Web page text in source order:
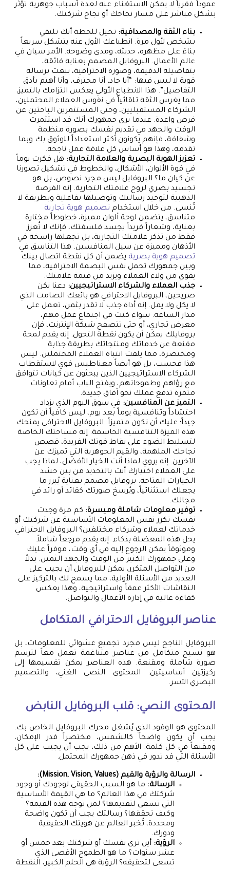
عموداً فقرياً لا يمكن الاستغناء عنه لعدة أسباب جوهرية تؤثر
بشكل مباشر على مسار نجاحك أو نجاح شركتك.
بناء الثقة والمصداقية: تخيل للحظة أنك تلتقي
بشخص لأول مرة. انطباعك الأول عنه يتشكل سريعاً
بناءً على مظهره، حديثه، ومدى وضوحه. الأمر سيان في
عالم الأعمال. البروفايل المصمم بعناية فائقة،
بتفاصيله الدقيقة، وصوره الاحترافية، يبعث برسالة
قوية لا لبس فيها: “أنا جاد، أنا محترف، وأنا أهتم بأدق
التفاصيل”. هذا الانطباع الأولي يعكس التزامك بالتميز،
مما يغرس الثقة تلقائياً في نفوس العملاء المحتملين،
الشركاء المستقبليين، وحتى المستثمرين الباحثين عن
فرص واعدة. عندما يرى جمهورك أنك قد استثمرت
الوقت والجهد في تقديم نفسك بصورة منظمة
وشفافة، فإنهم يكونون أكثر استعداداً للوثوق بك وبما
تقدمه، وهذا هو أساس كل علاقة عمل ناجحة.
تعزيز الهوية البصرية والعلامة التجارية: هل فكرت يوماً
في قوة الألوان، الأشكال، والخطوط في تشكيل تصورنا
عن كيان ما؟ البروفايل ليس مجرد نصوص، بل هو
تجسيد بصري لروح علامتك التجارية. إنه الفرصة
الذهبية لتوحيد رسالتك وتوصيلها بفاعلية وبطريقة لا
تُنسى. من خلال استخدام تصميم هوية تجارية
متناسق، يتضمن لوحة ألوان مميزة، خطوطاً مختارة
بعناية، وشعاراً فريداً يجسد فلسفتك، فإنك لا تُعزز
فقط من تذكر علامتك التجارية، بل تجعلها راسخة في
الأذهان ومميزة عن سيل المنافسين. هذا التناسق في
تصميم هوية بصرية يضمن أن كل نقطة اتصال بينك
وبين جمهورك تحمل نفس البصمة الاحترافية، مما
يقوي من ولاء العملاء ويزيد من قيمة علامتك.
جذب العملاء والشركاء الاستراتيجيين: دعنا نكن
صريحين، البروفايل الاحترافي هو بائعك الصامت الذي
لا يكل ولا يمل. إنه أداة جذب لا تقدر بثمن، تعمل على
مدار الساعة. سواء كنت في اجتماع عمل مهم،
معرض تجاري، أو حتى تتصفح شبكة الإنترنت، فإن
بروفايلك يمكن أن يكون نقطة التحول. إنه يقدم لمحة
مقنعة عن خدماتك ومنتجاتك بطريقة جذابة
ومختصرة، مما يلفت انتباه العملاء المحتملين. ليس
هذا فحسب، بل هو أيضاً مغناطيس قوي لاستقطاب
الشركاء الاستراتيجيين الذين يبحثون عن كيانات تتوافق
مع رؤاهم وطموحاتهم، ويفتح الباب أمام تعاونات
مثمرة تدفع عملك نحو آفاق جديدة.
التميز عن المنافسين: في سوق اليوم الذي يزداد
احتشاداً وتنافسية يوماً بعد يوم، ليس كافياً أن تكون
جيداً؛ عليك أن تكون متميزاً. البروفايل الاحترافي يمنحك
هذه الميزة التنافسية الحاسمة. إنه مساحتك الخاصة
لتسليط الضوء على نقاط قوتك الفريدة، قصص
نجاحك الملهمة، والقيم الجوهرية التي تميزك عن
الآخرين. إنه يروي لماذا أنت الخيار الأفضل، لماذا يجب
على العملاء اختيارك أنت بالتحديد من بين حشد
الخيارات المتاحة. بروفايل مصمم بعناية يُبرز ما
يجعلك استثنائياً، ويُرسخ صورتك كقائد أو رائد في
مجالك.
توفير معلومات شاملة وميسرة: كم مرة وجدت
نفسك تكرر نفس المعلومات الأساسية عن شركتك أو
خدماتك لعملاء وشركاء مختلفين؟ البروفايل الاحترافي
يحل هذه المعضلة بذكاء. إنه يقدم مرجعاً شاملاً
وموثوقاً يمكن الرجوع إليه في أي وقت، موفراً عليك
وعلى جمهورك الكثير من الوقت والجهد الثمين. بدلاً
من التواصل المتكرر، يمكن للبروفايل أن يجيب على
العديد من الأسئلة الأولية، مما يسمح لك بالتركيز على
النقاشات الأكثر عمقاً واستراتيجية، وهذا يعكس
كفاءة عالية في إدارة الأعمال والتواصل.
عناصر البروفايل الاحترافي المتكامل
البروفايل الناجح ليس مجرد تجميع عشوائي للمعلومات، بل
هو نسيج متكامل من عناصر متناغمة تعمل معاً لترسم
صورة شاملة ومقنعة. هذه العناصر يمكن تقسيمها إلى
ركيزتين أساسيتين: المحتوى النصي الغني، والتصميم
البصري الآسر.
المحتوى النصي: قلب البروفايل النابض
المحتوى هو الوقود الذي يُشغل محرك البروفايل الخاص بك.
يجب أن يكون واضحاً كالشمس، مختصراً قدر الإمكان،
ومقنعاً في كل كلمة. الأهم من ذلك، يجب أن يجيب على كل
الأسئلة التي قد تدور في ذهن جمهورك المحتمل.
الرسالة والرؤية والقيم (Mission, Vision, Values):
الرسالة: ما هو السبب الحقيقي لوجودك أو وجود
شركتك في هذا العالم؟ ما هي القيمة الأساسية
التي تسعى لتقديمها؟ لمن توجه هذه القيمة؟
وكيف تحققها؟ رسالتك يجب أن تكون واضحة
ومحددة، تُخبر العالم عن هويتك الحقيقية
ودورك.
الرؤية: أين ترى نفسك أو شركتك بعد خمس أو
عشر سنوات؟ ما هو الطموح الأقصى الذي
تسعى لتحقيقه؟ الرؤية هي الحلم الكبير، النقطة